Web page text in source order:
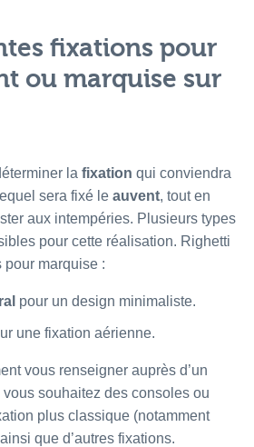
fixations pour
ou marquise sur
la fixation qui conviendra
sera fixé le auvent, tout en
aux intempéries. Plusieurs types
pour cette réalisation. Righetti
pour marquise :
pour un design minimaliste.
une fixation aérienne.
vous renseigner auprès d’un
vous souhaitez des consoles ou
plus classique (notamment
que d’autres fixations.